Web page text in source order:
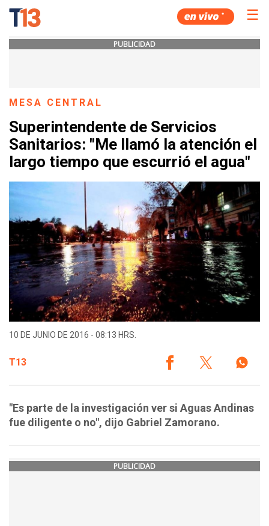
☰
PUBLICIDAD
MESA CENTRAL
Superintendente de Servicios
Sanitarios: "Me llamó la atención el
largo tiempo que escurrió el agua"
10 DE JUNIO DE 2016 - 08:13 HRS.
T13
"Es parte de la investigación ver si Aguas Andinas
fue diligente o no", dijo Gabriel Zamorano.
PUBLICIDAD